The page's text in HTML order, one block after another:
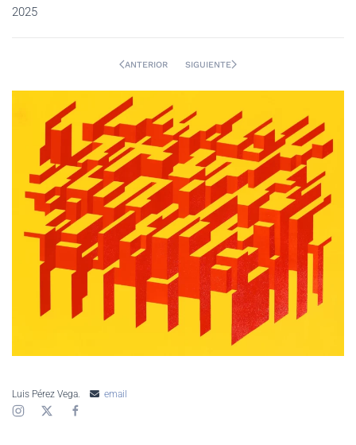
2025
ANTERIOR SIGUIENTE
Luis Pérez Vega. email